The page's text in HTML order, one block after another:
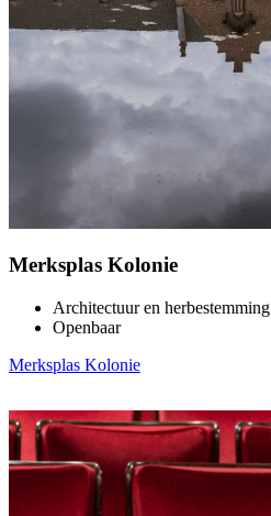
Merksplas Kolonie
Architectuur en herbestemming
Openbaar
Merksplas Kolonie